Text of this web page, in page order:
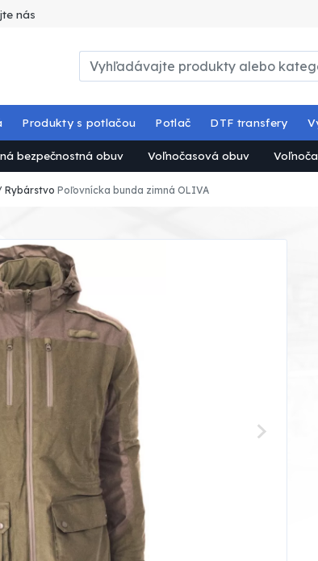
nás
bezpečnostná obuv Voľnočasová obuv
Produkty s potlačou Potlač DTF transfery
Rybárstvo Poľovnícka bunda zimná OLIVA